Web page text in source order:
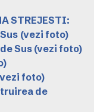
STREJESTI:
(vezi foto)
Sus (vezi foto)
foto)
de